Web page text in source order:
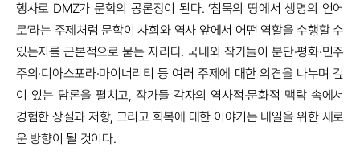
행사로 DMZ가 문학의 공론장이 된다. ‘침묵의 땅에서 생명의 언어
로’라는 주제처럼 문학이 사회와 역사 앞에서 어떤 역할을 수행할 수
있는지를 근본적으로 묻는 자리다. 국내외 작가들이 분단·평화·민주
주의·디아스포라·마이너리티 등 여러 주제에 대한 의견을 나누며 깊
이 있는 담론을 펼치고, 작가들 각자의 역사적·문화적 맥락 속에서
경험한 상실과 저항, 그리고 회복에 대한 이야기는 내일을 위한 새로
운 방향이 될 것이다.